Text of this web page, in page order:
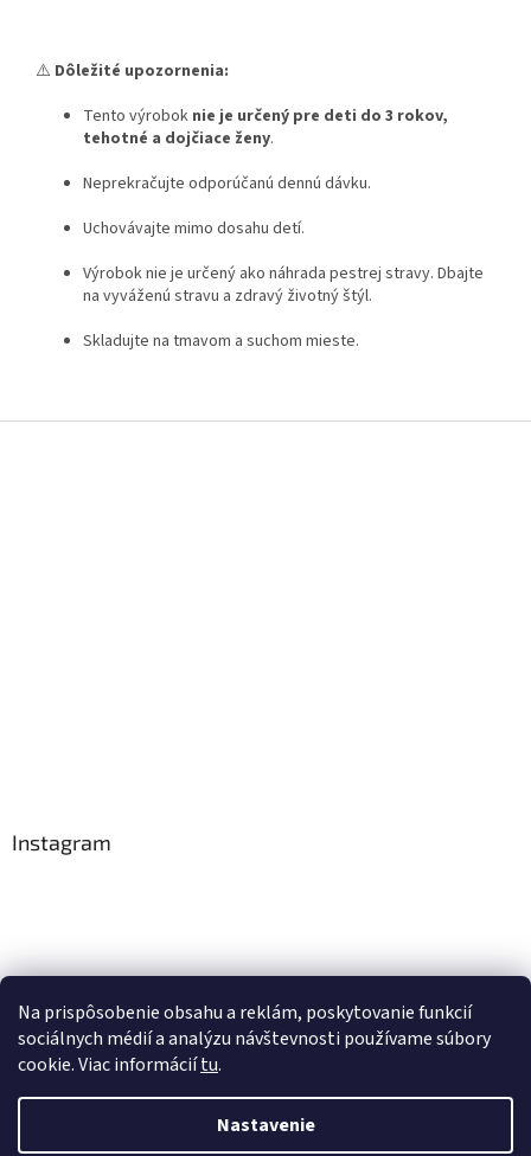
Na prispôsobenie obsahu a reklám, poskytovanie funkcií
sociálnych médií a analýzu návštevnosti používame súbory
cookie. Viac informáciítu.
Nastavenie
⚠️ Dôležité upozornenia:
Tento výrobok nie je určený pre deti do 3 rokov,
tehotné a dojčiace ženy.
Neprekračujte odporúčanú dennú dávku.
Uchovávajte mimo dosahu detí.
Výrobok nie je určený ako náhrada pestrej stravy. Dbajte
na vyváženú stravu a zdravý životný štýl.
Skladujte na tmavom a suchom mieste.
Instagram
Sledovať na Instagrame